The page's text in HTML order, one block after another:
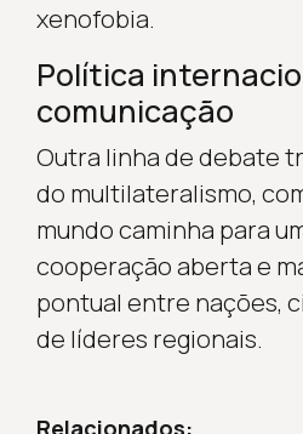
xenofobia.
Política
comunicação
Outra linha de debate
do multilateralismo,
mundo caminha para
cooperação aberta e
pontual entre nações,
de líderes regionais.
Relacionados: